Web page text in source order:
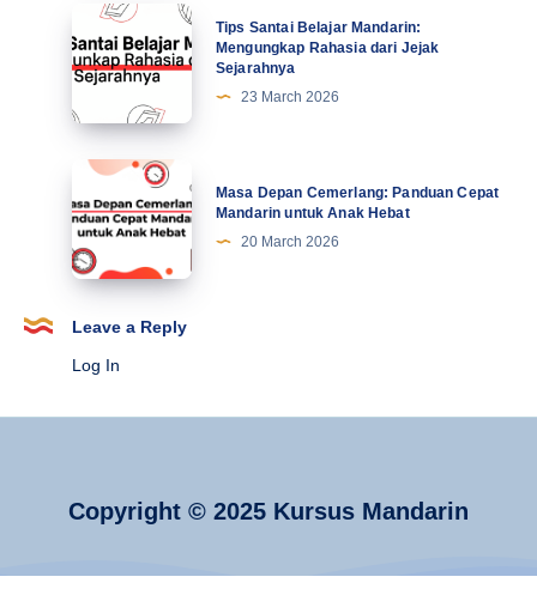
Mahasiswa
Terbaru
Tips
Santai
Belajar
Mandarin:
Mengungkap
Rahasia
dari
Jejak
Sejarahnya
Tips Santai Belajar Mandarin:
Mengungkap Rahasia dari Jejak
Sejarahnya
23 March 2026
Masa
Depan
Cemerlang:
Panduan
Cepat
Mandarin
Hebat
Masa Depan Cemerlang: Panduan Cepat
Mandarin untuk Anak Hebat
20 March 2026
Leave a Reply
Log In
Copyright © 2025 Kursus Mandarin